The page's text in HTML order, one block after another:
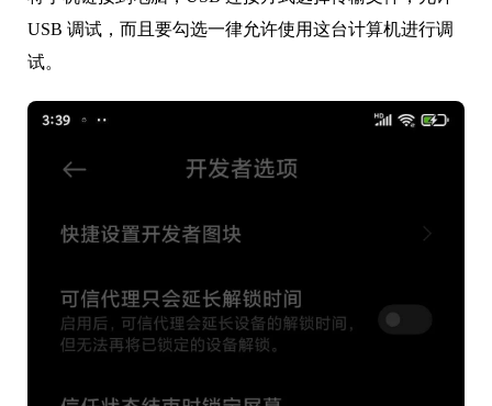
USB 调试，而且要勾选一律允许使用这台计算机进行调
试。